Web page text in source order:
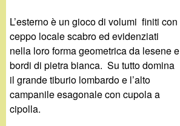
L’esterno è un gioco di volumi finiti con
ceppo locale scabro ed evidenziati
nella loro forma geometrica da lesene e
bordi di pietra bianca. Su tutto domina
il grande tiburio lombardo e l’alto
campanile esagonale con cupola a
cipolla.